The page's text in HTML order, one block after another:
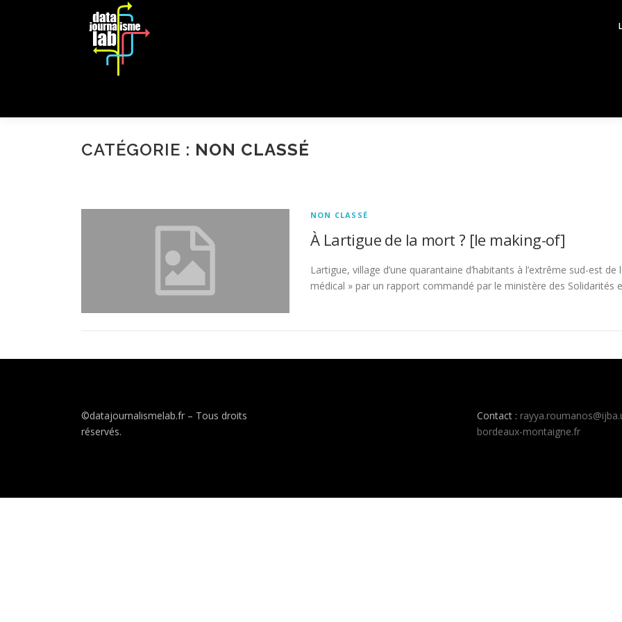
CATÉGORIE : NON CLASSÉ
NON CLASSÉ
À Lartigue de la mort ? [le making-of]
Lartigue, village d’une quarantaine d’habitants à l’extrême sud-est
médical » par un rapport commandé par le ministère des Solidarités
©datajournalismelab.fr – Tous droits
réservés.
Contact :
bordeaux-montaigne.fr